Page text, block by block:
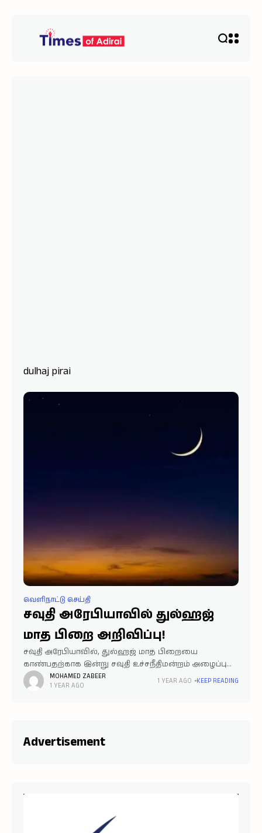
dulhaj pirai
வெளிநாட்டு செய்தி
சவுதி அரேபியாவில் துல்ஹஜ்
மாத பிறை அறிவிப்பு!
சவுதி அரேபியாவில், துல்ஹஜ் மாத பிறையை
காண்பதற்காக இன்று சவுதி உச்சநீதிமன்றம் அழைப்பு
விடுக்கப்பட்டிருந்த நிலையில், பிறை காணப்பட்டதாக
அதிகாரப்பூர்வ அறிவிப்பு வெளியிடப்பட்டுள்ளது. எனவே,
MOHAMED ZABEER
1 YEAR AGO
1 YEAR AGO KEEP READING
Advertisement